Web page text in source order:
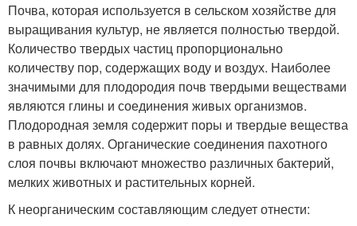
Почва, которая используется в сельском хозяйстве для
выращивания культур, не является полностью твердой.
Количество твердых частиц пропорционально
количеству пор, содержащих воду и воздух. Наиболее
значимыми для плодородия почв твердыми веществами
являются глины и соединения живых организмов.
Плодородная земля содержит поры и твердые вещества
в равных долях. Органические соединения пахотного
слоя почвы включают множество различных бактерий,
мелких животных и растительных корней.
К неорганическим составляющим следует отнести: